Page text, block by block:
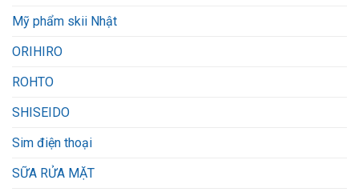
Mỹ phẩm skii Nhật
ORIHIRO
ROHTO
SHISEIDO
Sim điện thoại
SỮA RỬA MẶT